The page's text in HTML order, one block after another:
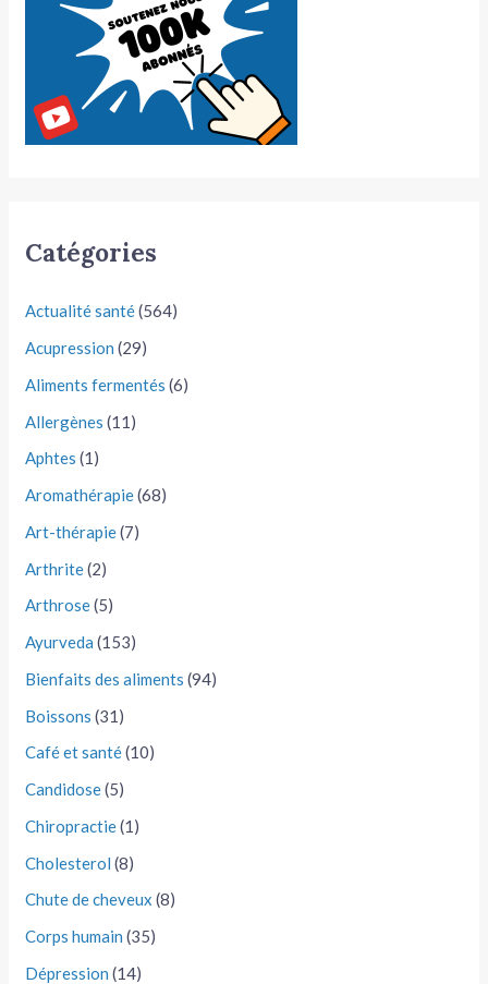
Catégories
Actualité santé(564)
Acupression (29)
Aliments fermentés (6)
Allergènes (11)
Aphtes (1)
Aromathérapie(68)
Art-thérapie(7)
Arthrite(2)
Arthrose(5)
Ayurveda (153)
Bienfaits des aliments (94)
Boissons (31)
Café et santé(10)
Candidose(5)
Chiropractie(1)
Cholesterol (8)
Chute de cheveux (8)
Corps humain (35)
Dépression (14)